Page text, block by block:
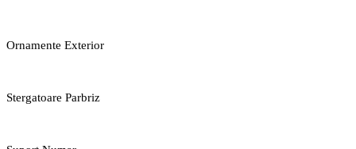
Ornamente Exterior
Stergatoare Parbriz